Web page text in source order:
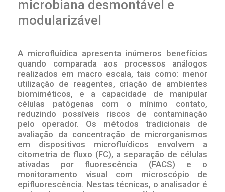
microbiana desmontável e
modularizável
A microfluídica apresenta inúmeros benefícios
quando comparada aos processos análogos
realizados em macro escala, tais como: menor
utilização de reagentes, criação de ambientes
biomiméticos, e a capacidade de manipular
células patógenas com o mínimo contato,
reduzindo possíveis riscos de contaminação
pelo operador. Os métodos tradicionais de
avaliação da concentração de microrganismos
em dispositivos microfluídicos envolvem a
citometria de fluxo (FC), a separação de células
ativadas por fluorescência (FACS) e o
monitoramento visual com microscópio de
epifluorescência. Nestas técnicas, o analisador é